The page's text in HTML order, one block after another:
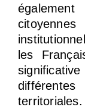
les
territoriales.